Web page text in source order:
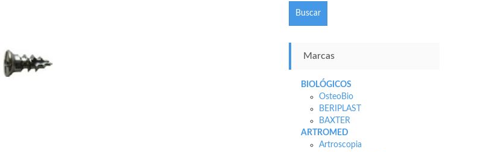
Buscar
Marcas
BIOLÓGICOS
OsteoBio
BERIPLAST
BAXTER
ARTROMED
Artroscopia